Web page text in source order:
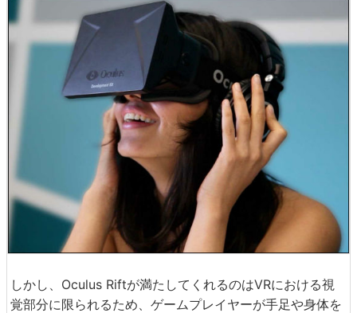
しかし、Oculus Riftが満たしてくれるのはVRにおける視
覚部分に限られるため、ゲームプレイヤーが手足や身体を